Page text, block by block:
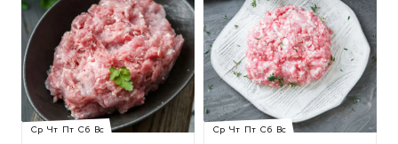
Ср Чт Пт Сб Вс Ср Чт Пт Сб Вс